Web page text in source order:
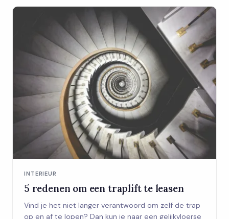
INTERIEUR
5 redenen om een traplift te leasen
Vind je het niet langer verantwoord om zelf de trap
op en af te lopen? Dan kun je naar een gelijkvloerse